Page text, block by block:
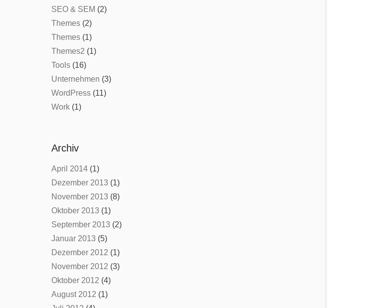
SEO & SEM (2)
Themes(2)
Themes(1)
Themes2 (1)
Tools(16)
Unternehmen (3)
WordPress(11)
Work(1)
Archiv
April 2014(1)
Dezember 2013 (1)
November 2013 (8)
Oktober 2013 (1)
September 2013 (2)
Januar 2013 (5)
Dezember 2012 (1)
November 2012 (3)
Oktober 2012 (4)
August 2012 (1)